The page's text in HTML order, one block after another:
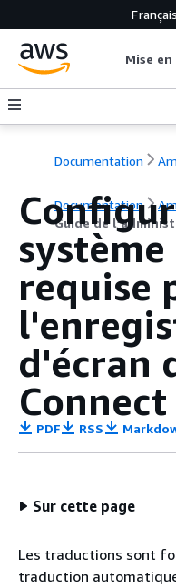
Français
Mise
Documentation
Documentation
Guide de
requise
d'écran
PDF RSS
Sur cette page
Les traductions sont
traduction